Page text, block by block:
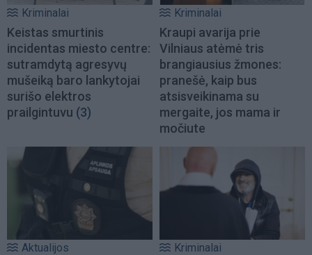
Kriminalai
Keistas smurtinis
incidentas miesto centre:
sutramdytą agresyvų
mušeiką baro lankytojai
surišo elektros
prailgintuvu (3)
Kriminalai
Kraupi avarija prie
Vilniaus atėmė tris
brangiausius žmones:
pranešė, kaip bus
atsisveikinama su
mergaite, jos mama ir
močiute
Aktualijos Kriminalai